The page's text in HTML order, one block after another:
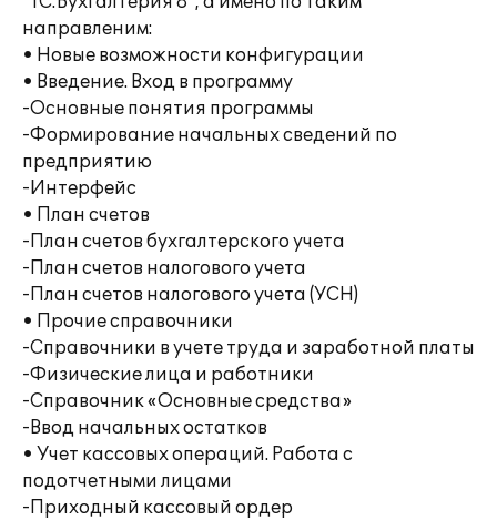
направленим:
• Новые возможности конфигурации
• Введение. Вход в программу
-Основные понятия программы
-Формирование начальных сведений по
предприятию
-Интерфейс
• План счетов
-План счетов бухгалтерского учета
-План счетов налогового учета
-План счетов налогового учета (УСН)
• Прочие справочники
-Справочники в учете труда и заработной платы
-Физические лица и работники
-Справочник «Основные средства»
-Ввод начальных остатков
• Учет кассовых операций. Работа с
подотчетными лицами
-Приходный кассовый ордер